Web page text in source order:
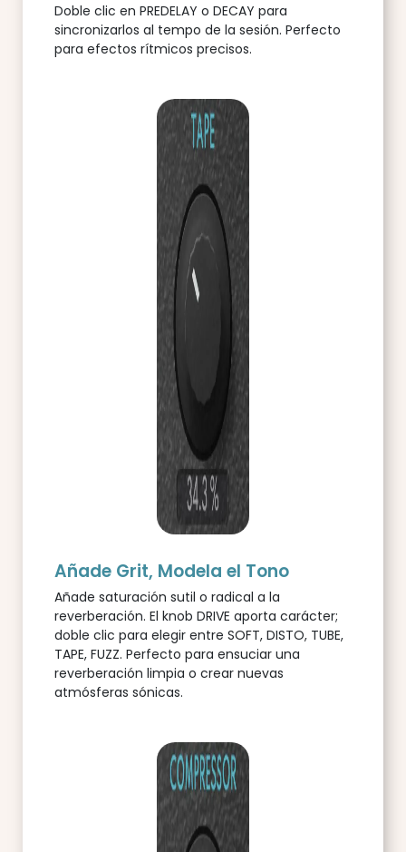
Doble clic en PREDELAY o DECAY para
sincronizarlos al tempo de la sesión. Perfecto
para efectos rítmicos precisos.
Añade Grit, Modela el Tono
Añade saturación sutil o radical a la
reverberación. El knob DRIVE aporta carácter;
doble clic para elegir entre SOFT, DISTO, TUBE,
TAPE, FUZZ. Perfecto para ensuciar una
reverberación limpia o crear nuevas
atmósferas sónicas.